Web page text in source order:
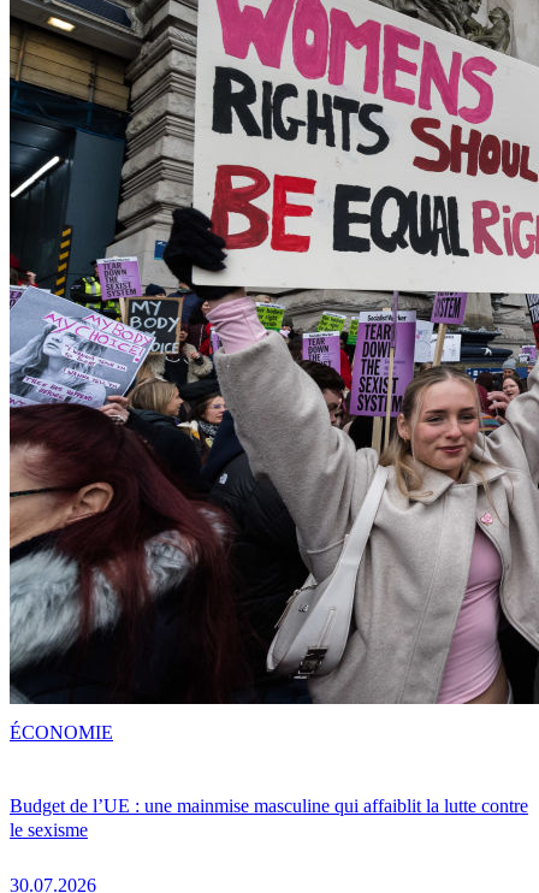
Budget de l’UE : une mainmise masculine qui affaiblit la lutte contre
le sexisme
30.07.2026
ÉCONOMIE